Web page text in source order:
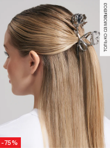
-75%
только самовывоз